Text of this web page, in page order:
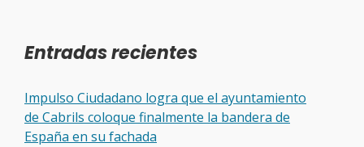
Entradas recientes
Impulso Ciudadano logra que el ayuntamiento
de Cabrils coloque finalmente la bandera de
España en su fachada